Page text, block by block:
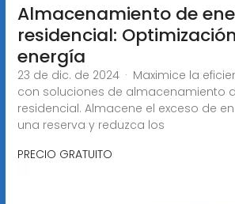
Almacenamiento de
residencial:
energía
23 de dic. de 2024 · Maximice la
con soluciones de almacenamiento
residencial. Almacene el exceso de
una reserva y reduzca los
PRECIO GRATUITO